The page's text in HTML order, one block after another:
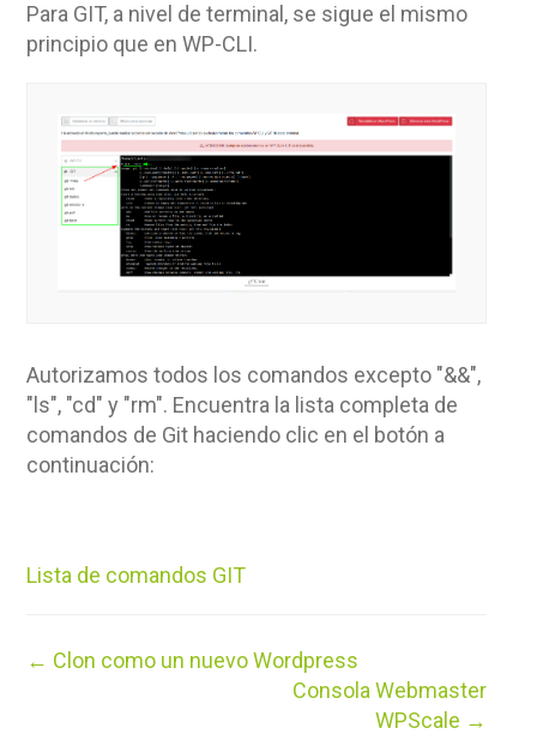
Para GIT, a nivel de terminal, se sigue el mismo
principio que en WP-CLI.
Autorizamos todos los comandos excepto "&&",
"ls", "cd" y "rm". Encuentra la lista completa de
comandos de Git haciendo clic en el botón a
continuación:
Lista de comandos GIT
Navegación
← Clon como un nuevo Wordpress
Consola Webmaster
WPScale →